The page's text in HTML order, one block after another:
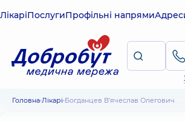
ЛікаріПослугиПрофільні напрями
Головна Лікарі Богданцев В'ячеслав Олегович